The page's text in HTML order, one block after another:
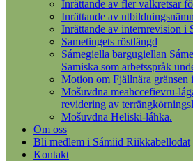
Inrättande av fler valkretsar
Inrättande av
Inrättande av internrevision i
Sametingets röstlängd
Sámegiella bargugiellan
Samiska som arbetsspråk
Motion om Fjällnära gränsen
Mošuvdna meahccefievru-
revidering av
Mošuvdna Heliski-láhka.
Om oss
Bli medlem i Sámiid Riikkabellodat
Kontakt